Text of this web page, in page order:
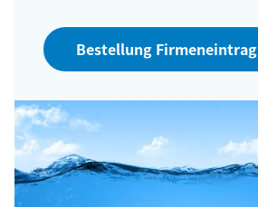
Bestellung Firmeneintrag